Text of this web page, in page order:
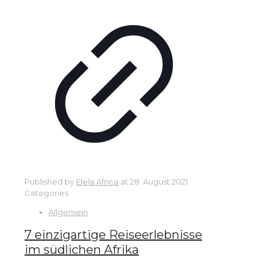
Published by Elela Africa at 28. August 2021
Categories
Allgemein
7 einzigartige Reiseerlebnisse
im südlichen Afrika